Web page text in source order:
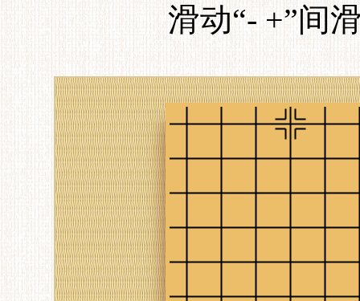
滑动“- +”间